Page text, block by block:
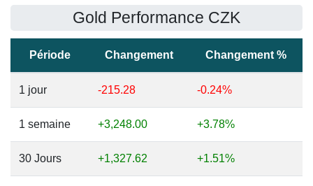
Gold Performance CZK
Période Changement Changement %
1 jour -215.28 -0.24%
1 semaine +3,248.00 +3.78%
30 Jours +1,327.62 +1.51%